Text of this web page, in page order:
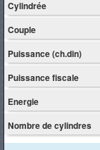
Cylindrée
Couple
Puissance (ch.din)
Puissance fiscale
Energie
Nombre de cylindres